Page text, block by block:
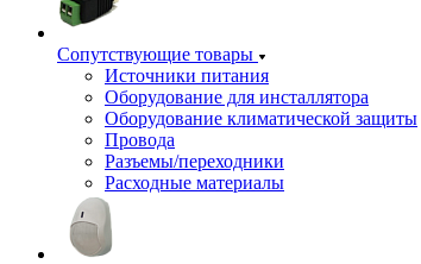
Сопутствующие товары
Источники питания
Оборудование для инсталлятора
Оборудование климатической защиты
Провода
Разъемы/переходники
Расходные материалы